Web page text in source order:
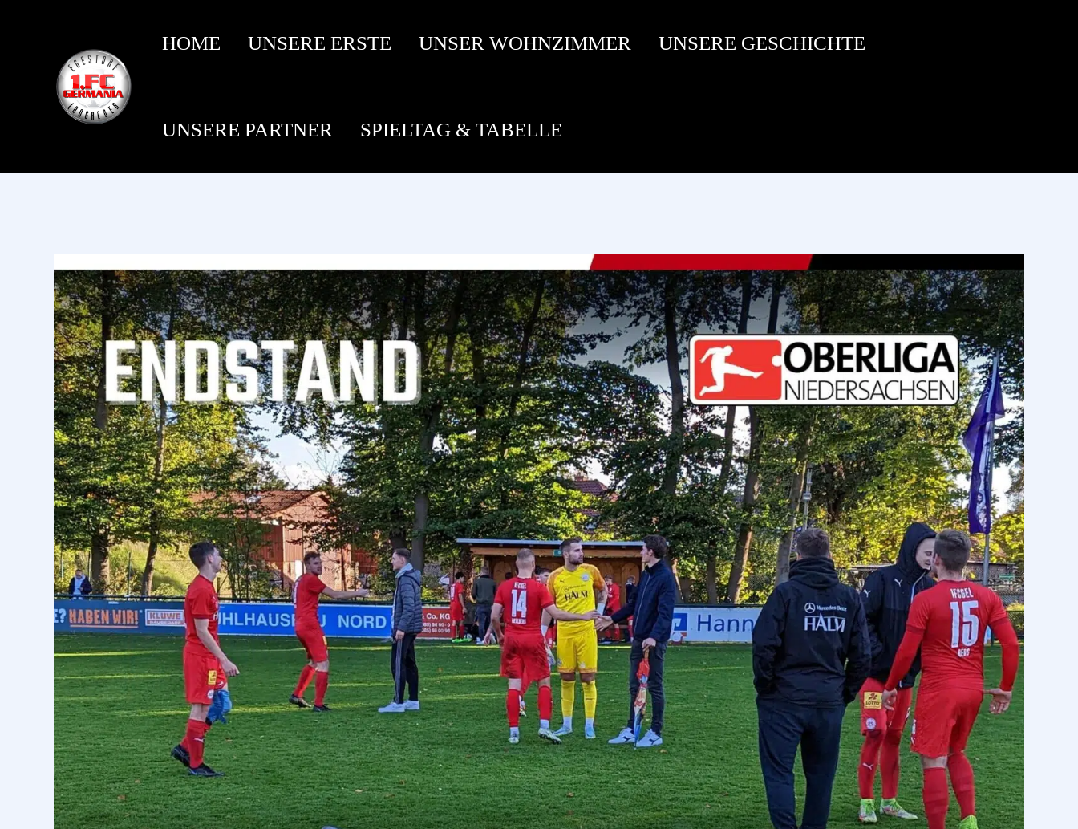
HOME UNSERE ERSTE UNSER WOHNZIMMER UNSERE GESCHICHTE
UNSERE PARTNER SPIELTAG & TABELLE